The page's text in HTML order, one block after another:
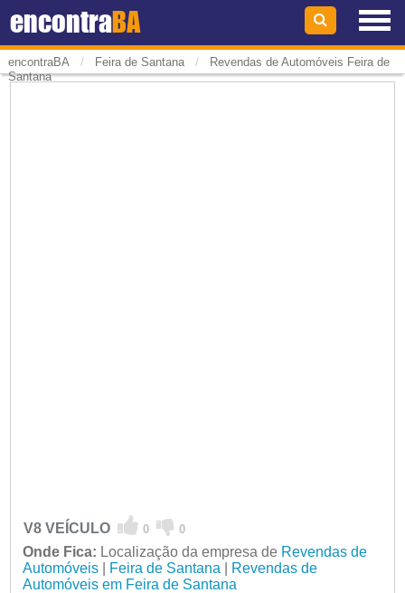
encontraBA
encontraBA / Feira de Santana /
Revendas de Automóveis Feira de
Santana
V8 VEÍCULO 0 0
Onde Fica: Localização da empresa de Revendas de
Automóveis| Feira de Santana
Revendas de
Automóveis em Feira de Santana